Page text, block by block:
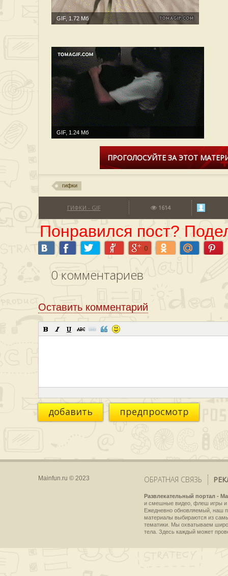
GIF, 1.72 Мб
GIF, 1.24 Мб
ПРОГОЛОСУЙТЕ ЗА ЭТОТ
гифки
ГИФКИ - GIF 1614
Понравился пост?
0
0 комментариев
Оставить комментарий
добавить предпросмотр
Mainfun.ru © 2023 ОБРАТНАЯ СВЯЗЬ
Развлекательный портал -
и смешные видео, флеш игры и
Ежедневно обновляемый, наш
материалы выбираются из
тематики. Мы охватываем
тела. Здесь каждый может